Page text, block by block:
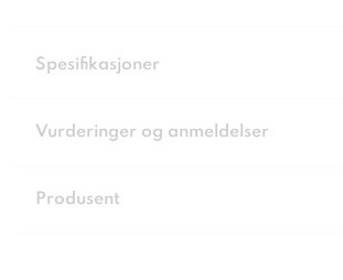
Spesifikasjoner
Vurderinger og anmeldelser
Produsent